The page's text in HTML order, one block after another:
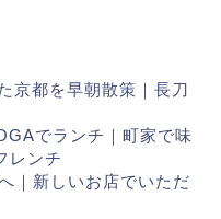
京都を早朝散策｜長刀
でランチ｜町家で味
レンチ
｜新しいお店でいただ